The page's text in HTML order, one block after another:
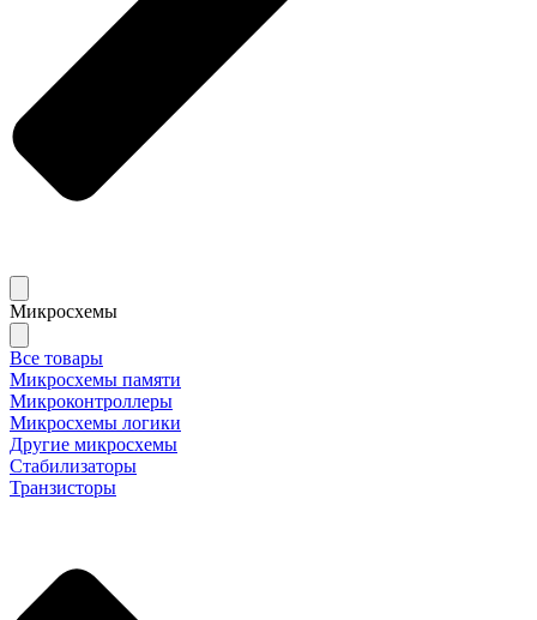
Микросхемы
Все товары
Микросхемы памяти
Микроконтроллеры
Микросхемы логики
Другие микросхемы
Стабилизаторы
Транзисторы